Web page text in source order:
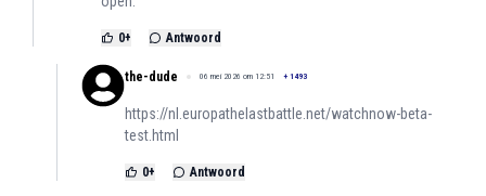
0+ Antwoord
the-dude 06 mei 2026 om 12:51 + 1493
https://nl.europathelastbattle.net/watchnow-beta-
test.html
0+ Antwoord